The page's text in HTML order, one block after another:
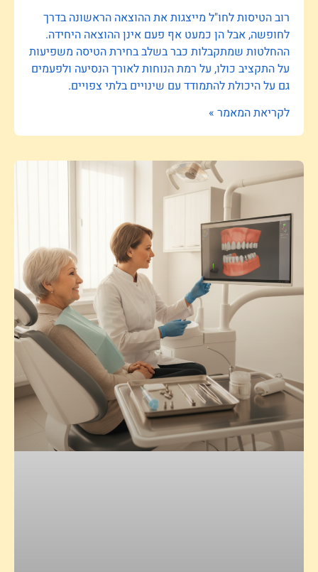
רוב הטיסות לחו"ל מייצגות את ההוצאה הראשונה בדרך
לחופשה, אבל הן כמעט אף פעם אינן ההוצאה היחידה.
ההחלטות שמתקבלות כבר בשלב בחירת הטיסה משפיעות
על התקציב כולו, על רמת הנוחות לאורך הנסיעה ולפעמים
גם על היכולת להתמודד עם שינויים בלתי צפויים.
לקריאת המאמר »